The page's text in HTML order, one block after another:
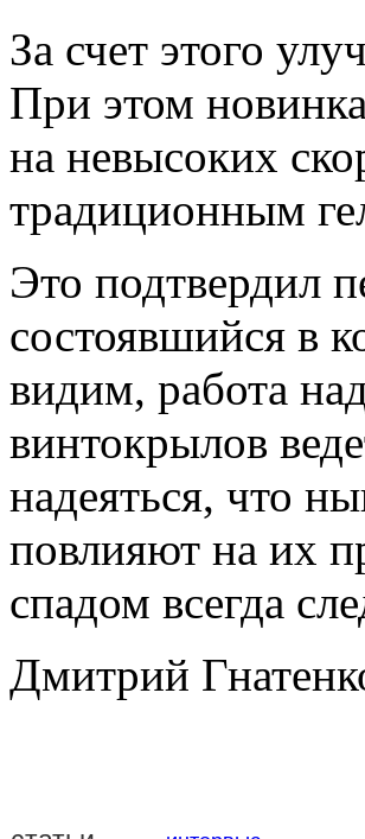
За счет этого
При этом
на невысоких
традиционным
Это подтвердил
состоявшийся в
видим, работа
винтокрылов
надеяться, что
повлияют на их
спадом всегда
Дмитрий